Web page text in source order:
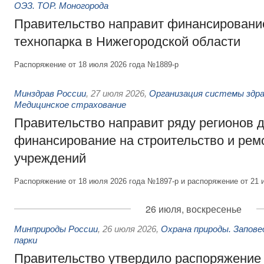
ОЭЗ. ТОР. Моногорода
Правительство направит
технопарка в Нижегородской области
Распоряжение от 18 июля 2026 года №1889-р
Минздрав России, 27 июля 2026, Организация системы
Медицинское страхование
Правительство направит ряду регионов
финансирование на строительство и
учреждений
Распоряжение от 18 июля 2026 года №1897-р и распоряжение от
26 июля, воскресенье
Минприроды России, 26 июля 2026, Охрана природы.
парки
Правительство утвердило